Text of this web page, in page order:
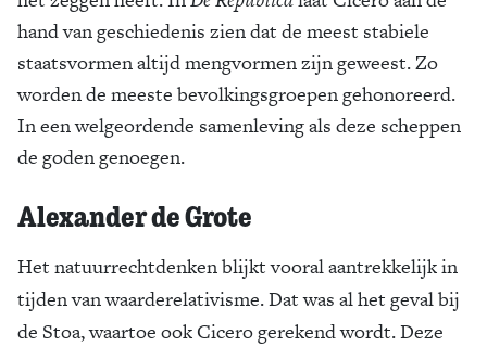
hand van geschiedenis zien dat de meest stabiele
staatsvormen altijd mengvormen zijn geweest. Zo
worden de meeste bevolkingsgroepen gehonoreerd.
In een welgeordende samenleving als deze scheppen
de goden genoegen.
Alexander de Grote
Het natuurrechtdenken blijkt vooral aantrekkelijk in
tijden van waarderelativisme. Dat was al het geval bij
de Stoa, waartoe ook Cicero gerekend wordt. Deze